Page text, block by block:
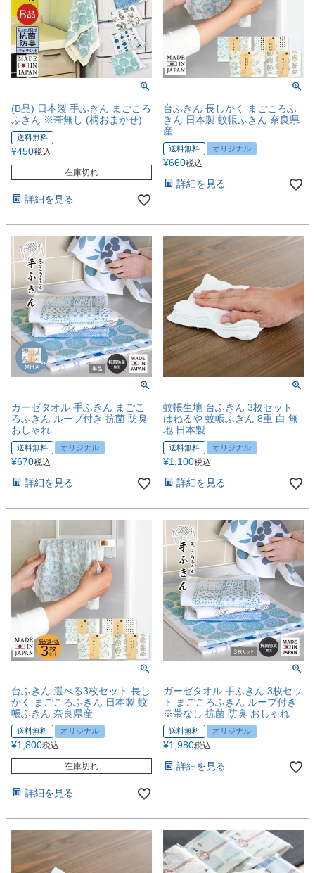
(B品) 日本製 手ふきん まごころ
ふきん ※帯無し (柄おまかせ)
送料無料
¥450税込
在庫切れ
詳細を見る
台ふきん 長しかく まごころふ
きん 日本製 蚊帳ふきん 奈良県
産
送料無料 オリジナル
¥660税込
詳細を見る
ガーゼタオル 手ふきん まごこ
ろふきん ループ付き 抗菌 防臭
おしゃれ
送料無料 オリジナル
¥670税込
詳細を見る
蚊帳生地 台ふきん 3枚セット
はねるや 蚊帳ふきん 8重 白 無
地 日本製
送料無料 オリジナル
¥1,100税込
詳細を見る
台ふきん 選べる3枚セット 長し
かく まごころふきん 日本製 蚊
帳ふきん 奈良県産
送料無料 オリジナル
¥1,800税込
在庫切れ
詳細を見る
ガーゼタオル 手ふきん 3枚セッ
ト まごころふきん ループ付き
※帯なし 抗菌 防臭 おしゃれ
送料無料 オリジナル
¥1,980税込
詳細を見る